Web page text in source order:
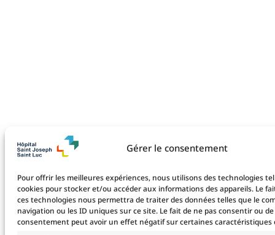
Gérer le consentement
Pour offrir les meilleures expériences, nous utilisons des technologies
cookies pour stocker et/ou accéder aux informations des appareils. Le
ces technologies nous permettra de traiter des données telles que le
navigation ou les ID uniques sur ce site. Le fait de ne pas consentir ou
consentement peut avoir un effet négatif sur certaines caractéristiques